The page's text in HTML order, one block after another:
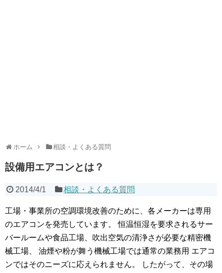
ホーム 相談・よくある質問
設備用エアコンとは？
2014/4/1 相談・よくある質問
工場・事業所の空調環境改善のために、各メーカーは専用
のエアコンを発売しています。 恒温恒湿を要求されるサー
バールームや食品工場、吹出空気の清浄さが必要な精密機
械工場、 油煙や粉が舞う機械工場では通常の業務用 エアコ
ンではそのニーズに応えられません。 したがって、その場